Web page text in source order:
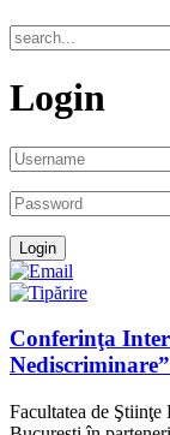
Login
Conferinţa
Facultatea de